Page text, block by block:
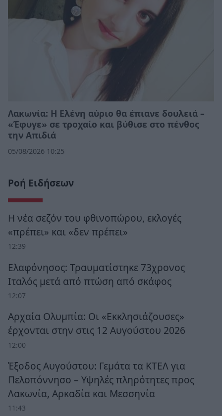
Λακωνία: Η Ελένη αύριο θα έπιανε δουλειά –
«Έφυγε» σε τροχαίο και βύθισε στο πένθος
την Απιδιά
05/08/2026 10:25
Ροή Ειδήσεων
Η νέα σεζόν του φθινοπώρου, εκλογές
«πρέπει» και «δεν πρέπει»
12:39
Ελαφόνησος: Τραυματίστηκε 73χρονος
Ιταλός μετά από πτώση από σκάφος
12:07
Αρχαία Ολυμπία: Οι «Εκκλησιάζουσες»
έρχονται στην στις 12 Αυγούστου 2026
12:00
Έξοδος Αυγούστου: Γεμάτα τα ΚΤΕΛ για
Πελοπόννησο – Υψηλές πληρότητες προς
Λακωνία, Αρκαδία και Μεσσηνία
11:43